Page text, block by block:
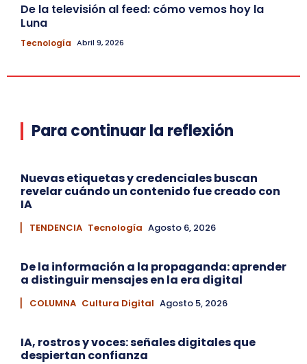
De la televisión al feed: cómo vemos hoy la
Luna
Tecnología Abril 9, 2026
Para continuar la reflexión
Nuevas etiquetas y credenciales buscan
revelar cuándo un contenido fue creado con
IA
▏ TENDENCIA Tecnología Agosto 6, 2026
De la información a la propaganda: aprender
a distinguir mensajes en la era digital
▏ COLUMNA Cultura Digital Agosto 5, 2026
IA, rostros y voces: señales digitales que
despiertan confianza